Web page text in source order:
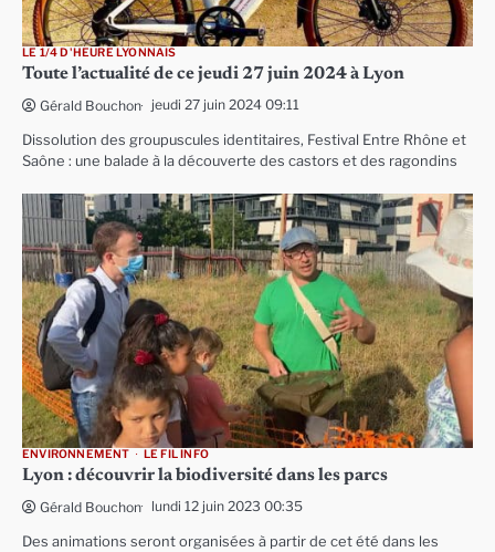
LE 1/4 D'HEURE LYONNAIS
Toute l’actualité de ce jeudi 27 juin 2024 à Lyon
Gérald Bouchon jeudi 27 juin 2024 09:11
Dissolution des groupuscules identitaires, Festival Entre Rhône et
Saône : une balade à la découverte des castors et des ragondins
ENVIRONNEMENT LE FIL INFO
Lyon : découvrir la biodiversité dans les parcs
Gérald Bouchon lundi 12 juin 2023 00:35
Des animations seront organisées à partir de cet été dans les